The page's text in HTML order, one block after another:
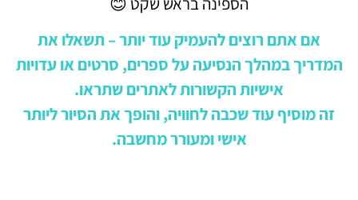
אם אתם רוצים להעמיק עוד יותר – תשאלו את
המדריך במהלך הנסיעה על ספרים, סרטים או עדויות
אישיות הקשורות לאתרים שתראו.
זה מוסיף עוד שכבה לחוויה, והופך את הסיור ליותר
אישי ומעורר מחשבה.